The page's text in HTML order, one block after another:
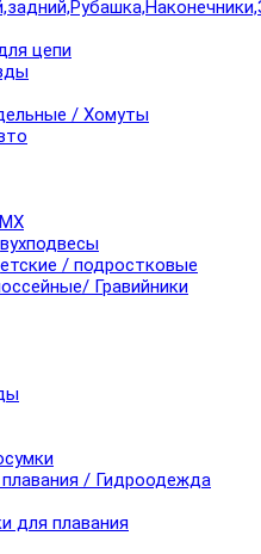
цепи
/ Хомуты
/ подростковые
Гравийники
/ Гидроодежда
для плавания